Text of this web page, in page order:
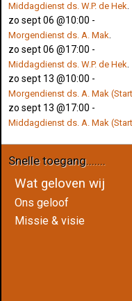
Middagdienst ds. W.P. de Hek
zo sept 06 @10:00 -
Morgendienst ds. A. Mak
zo sept 06 @17:00 -
Middagdienst ds. W.P. de Hek
zo sept 13 @10:00 -
Morgendienst ds. A. Mak
zo sept 13 @17:00 -
Middagdienst ds. A. Mak
Snelle toegang.......
Wat geloven wij
Ons geloof
Missie & visie